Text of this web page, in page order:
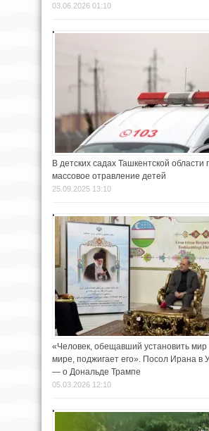
03.06.2026 01:10
В детских садах Ташкентской
массовое отравление детей
25.09.2025 13:10
«Человек, обещавший установить мир
мире, поджигает его». Посол Ирана в
— о Дональде Трампе
05.03.2026 12:10